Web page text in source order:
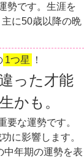
勢です。生涯を
に50歳以降の晩
1つ星 ！
った才能
かも。
要な運勢です。
に影響します。
中年期の運勢を表